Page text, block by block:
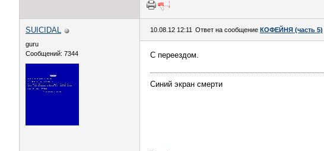
SUICIDAL
guru
Сообщений: 7344
10.08.12 12:11 Ответ на сообщение КОФЕЙНЯ (часть 5)
С переездом.
Синий экран смерти